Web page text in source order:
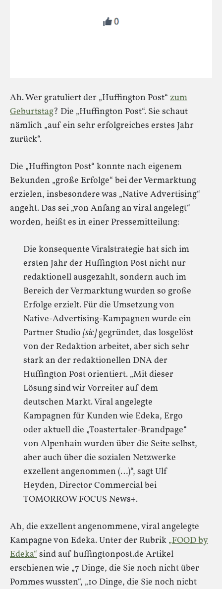
Ah. Wer gratuliert der „Huffington Post“ zum
Geburtstag? Die „Huffington Post“. Sie schaut
nämlich „auf ein sehr erfolgreiches erstes Jahr
zurück“.
Die „Huffington Post“ konnte nach eigenem
Bekunden „große Erfolge“ bei der Vermarktung
erzielen, insbesondere was „Native Advertising“
angeht. Das sei „von Anfang an viral angelegt“
worden, heißt es in einer Pressemitteilung:
Die konsequente Viralstrategie hat sich im
ersten Jahr der Huffington Post nicht nur
redaktionell ausgezahlt, sondern auch im
Bereich der Vermarktung wurden so große
Erfolge erzielt. Für die Umsetzung von
Native-­Advertising­-Kampagnen wurde ein
Partner Studio [sic]gegründet, das losgelöst
von der Redaktion arbeitet, aber sich sehr
stark an der redaktionellen DNA der
Huffington Post orientiert. „Mit dieser
Lösung sind wir Vorreiter auf dem
deutschen Markt. Viral angelegte
Kampagnen für Kunden wie Edeka, Ergo
oder aktuell die „Toastertaler­-Brandpage“
von Alpenhain wurden über die Seite selbst,
aber auch über die sozialen Netzwerke
exzellent angenommen (…)“, sagt Ulf
Heyden, Director Commercial bei
TOMORROW FOCUS News+.
Ah, die exzellent angenommene, viral angelegte
Kampagne von Edeka. Unter der Rubrik „FOOD by
Edeka“sind auf huffingtonpost.de Artikel
erschienen wie „7 Dinge, die Sie noch nicht über
Pommes wussten“, „10 Dinge, die Sie noch nicht